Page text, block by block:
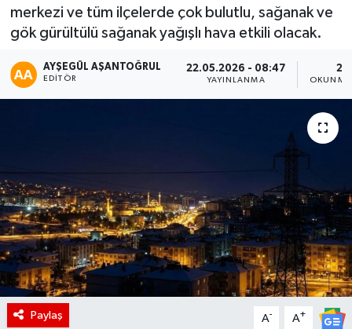
merkezi ve tüm ilçelerde çok bulutlu, sağanak ve
gök gürültülü sağanak yağışlı hava etkili olacak.
AYŞEGÜL AŞANTOĞRUL
EDITÖR
22.05.2026 - 08:47
YAYINLANMA
2
OKUNMA
Paylaş A- A+